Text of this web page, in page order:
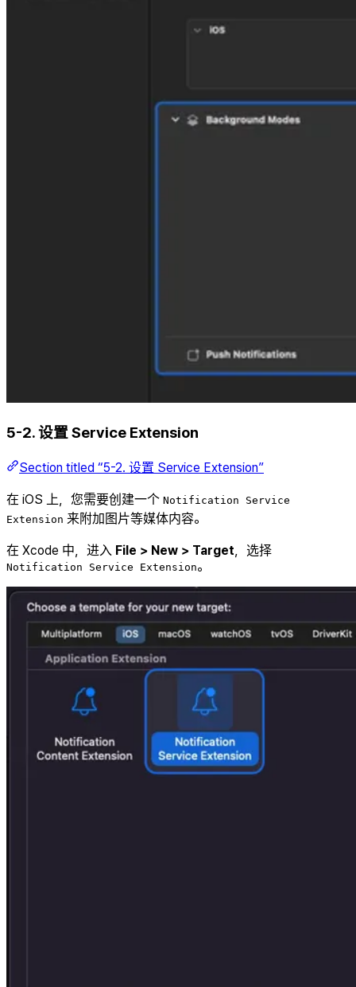
5-2. 设置 Service Extension
Section titled “5-2. 设置 Service Extension”
在 iOS 上，您需要创建一个 Notification Service
Extension 来附加图片等媒体内容。
在 Xcode 中，进入 File > New > Target，选择
Notification Service Extension。